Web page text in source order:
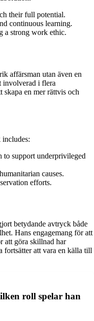
their full potential.
continuous learning.
a strong work ethic.
affärsman utan även en
involverad i flera
skapa en mer rättvis och
includes:
support underprivileged
causes.
efforts.
betydande avtryck både
Hans engagemang för att
att göra skillnad har
fortsätter att vara en källa till
roll spelar han